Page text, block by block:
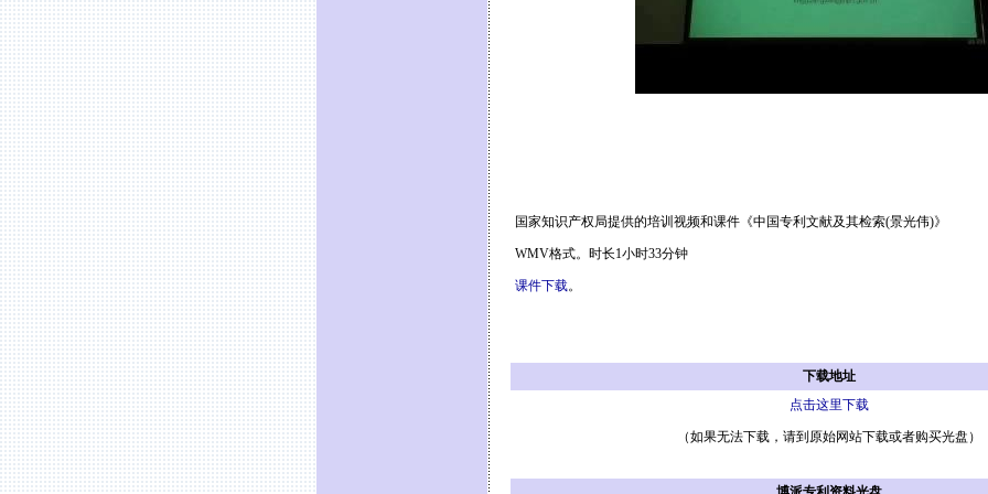
国家知识产权局提供的培训视频和课件《中国专利文献及其检索(景光伟)》
WMV格式。时长1小时33分钟
课件下载。
下载地址
点击这里下载
（如果无法下载，请到原始网站下载或者购买光盘）